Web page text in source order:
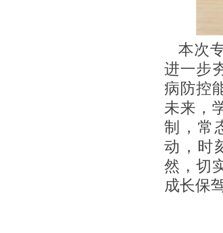
本次
进一步
病防控
未来，
制，常
动，时
然，切
成长保